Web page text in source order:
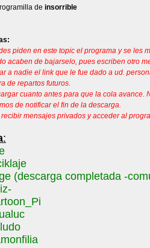
de insorrible
piden en este topic el programa y se les
acaben de bajarselo, pues escriben otro
a nadie el link que le fue dado a ud.
de repartos futuros.
cuanto antes para que la cola avance.
de notificar el fin de la descarga.
recibir mensajes privados y acceder al
:
(descarga completada -